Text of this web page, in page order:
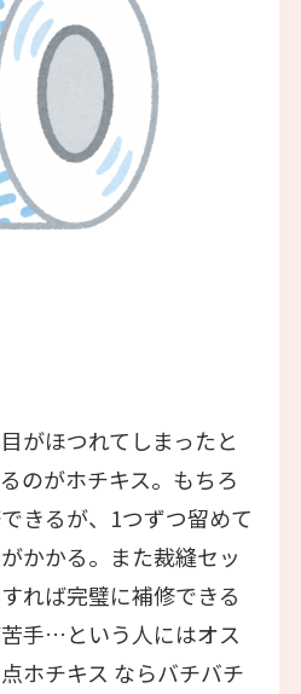
がほつれてしまったと
のがホチキス。もちろ
きるが、1つずつ留めて
かかる。また裁縫セッ
れば完璧に補修できる
手…という人にはオス
ホチキス ならバチバチ